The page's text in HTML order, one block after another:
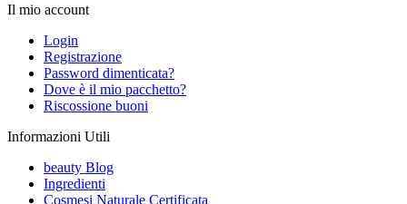
Il mio account
Login
Registrazione
Password dimenticata?
Dove è il mio pacchetto?
Riscossione buoni
Informazioni Utili
beauty Blog
Ingredienti
Cosmesi Naturale Certificata